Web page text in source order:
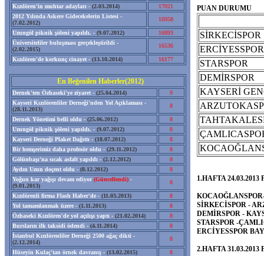
Kızılören'in muhtar adayları - (2.03.2014)
17021
2012 Yılında Askere Gidecekelerin Listesi -
(7.02.2012)
16958
Uzungöl piknik şöleni yapıldı. - (9.07.2012)
16893
Üniversiteliler buluşması gerçekleştirildi -
(2.02.2015)
16536
Kızılören'de korkunç cinayet - (13.10.2014) 16177
En Beğenilen Haberler(2012)
Dernek'ten Özhaseki'ye ziyaret - (25.04.2014)
9
Kayseri Kızılörenliler Derneği'nden Yol Açıklaması -
(28.11.2013)
8
Dernek Yönetimi belli oldu - (25.06.2012)
8
Uzungöl piknik şöleni yapıldı. - (9.07.2012)
8
Kayseri Derneği Plaket Dağıttı - (18.07.2012)
8
Bir hemşerimiz daha profesör oldu - (29.11.2012)
8
Gölünbaşı'na sıcak asfalt yapıldı - (2.12.2012)
8
Aydın Uzun doçent oldu - (8.12.2012)
8
Yoğun kar yağışı devam ediyor(Güncellendi)-
(9.01.2013)
8
Kızılörenli firma Flash Haber'de - (11.03.2013)
8
Yol tamamlanmak üzere - (1.11.2013)
8
Özhaseki Kızılören'de yol açılışı yaptı - (21.02.2014)
8
Bursların ilk taksidi ödendi - (4.11.2014)
8
İstanbul Kızılörenliler Derneği 2500 ağaç dikti -
(2.12.2014)
8
Hüseyin Kulaç'tan örnek davranış - (13.02.2015)
8
PUAN DURUMU
SİRKECİSPOR
ERCİYESSPOR
STARSPOR
DEMİRSPOR
KAYSERİ
1.HAFTA 24.03.2013
SİRKECİSPOR -
DEMİRSPOR -
STARSPOR -
ERCİYESSPOR BAY
2.HAFTA 31.03.2013